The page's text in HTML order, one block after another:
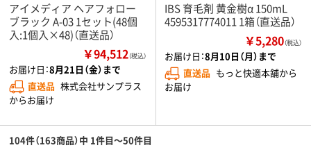
アイメディア ヘアフォロー
ブラック A-03 1セット(48個
入:1個入×48)（直送品）
￥94,512（税込）
お届け日：8月21日（金）まで
直送品 株式会社サンプラス
からお届け
IBS 育毛剤 黄金樹α 150mL
4595317774011 1箱（直送品）
￥5,280（税込）
お届け日：8月10日（月）まで
直送品 もっと快適本舗から
お届け
104件（163商品）中 1件目～50件目